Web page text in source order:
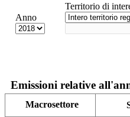
Anno
Territorio di
Emissioni relative
Macrosettore